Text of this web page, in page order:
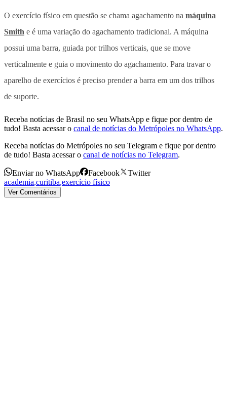
O exercício físico em questão se chama agachamento na máquina
Smith e é uma variação do agachamento tradicional. A máquina
possui uma barra, guiada por trilhos verticais, que se move
verticalmente e guia o movimento do agachamento. Para travar o
aparelho de exercícios é preciso prender a barra em um dos trilhos
de suporte.
Receba notícias de Brasil no seu WhatsApp e fique por dentro de
tudo! Basta acessar o canal de notícias do Metrópoles no WhatsApp.
Receba notícias do Metrópoles no seu Telegram e fique por dentro
de tudo! Basta acessar o canal de notícias no Telegram.
Enviar no WhatsApp Facebook
Twitter
academia,curitiba,exercício físico
Ver Comentários